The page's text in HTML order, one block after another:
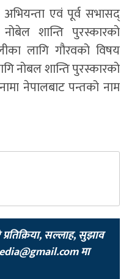
अभियन्ता एवं पूर्व सभासद्
शान्ति पुरस्कारको
लागि गौरवको विषय
नोबल शान्ति पुरस्कारको
नेपालबाट पन्तको नाम
प्रतिक्रिया, सल्लाह, सुझाव
मा